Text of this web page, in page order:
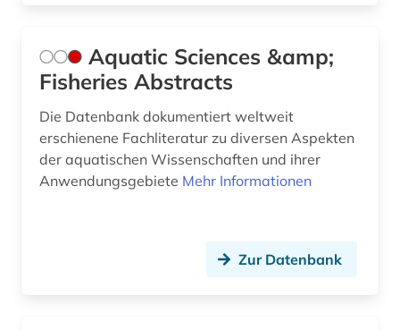
genetik (1)
gentechnik (1)
geochemie (2)
geodynamik (1)
geodäsie (1)
geografie (3)
Aquatic Sciences &amp;
Fisheries Abstracts
Die Datenbank dokumentiert weltweit
erschienene Fachliteratur zu diversen Aspekten
der aquatischen Wissenschaften und ihrer
Anwendungsgebiete Mehr Informationen
Zur Datenbank